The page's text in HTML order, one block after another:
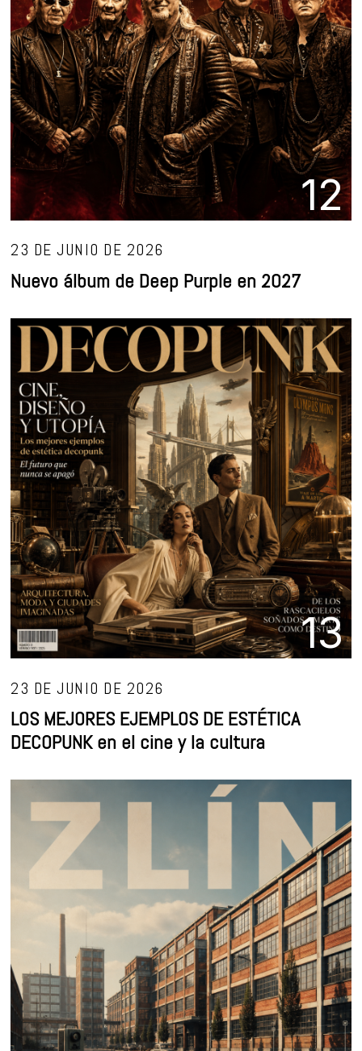
12
23 DE JUNIO DE 2026
Nuevo álbum de Deep Purple en 2027
13
23 DE JUNIO DE 2026
LOS MEJORES EJEMPLOS DE ESTÉTICA
DECOPUNK en el cine y la cultura